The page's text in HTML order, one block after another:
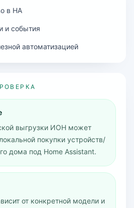
в HA
и события
автоматизацией
выгрузки ИОН может
покупки устройств/
дома под Home Assistant.
от конкретной модели и